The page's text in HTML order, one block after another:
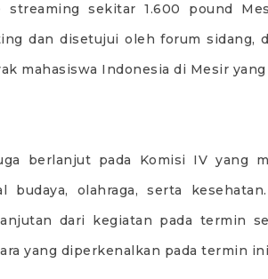
streaming sekitar 1.600 pound
dan disetujui oleh forum sidang,
mahasiswa Indonesia di Mesir
berlanjut pada Komisi IV yang
budaya, olahraga, serta
dari kegiatan pada termin
yang diperkenalkan pada termin